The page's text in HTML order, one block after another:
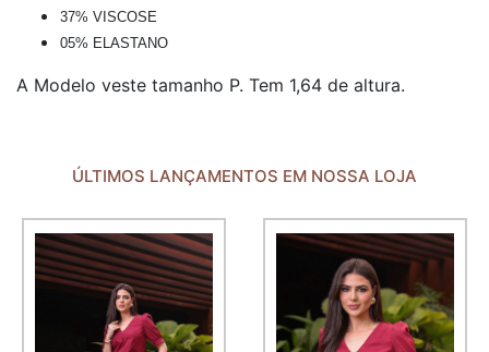
37% VISCOSE
05% ELASTANO
A Modelo veste tamanho P. Tem 1,64 de altura.
ÚLTIMOS LANÇAMENTOS EM NOSSA LOJA